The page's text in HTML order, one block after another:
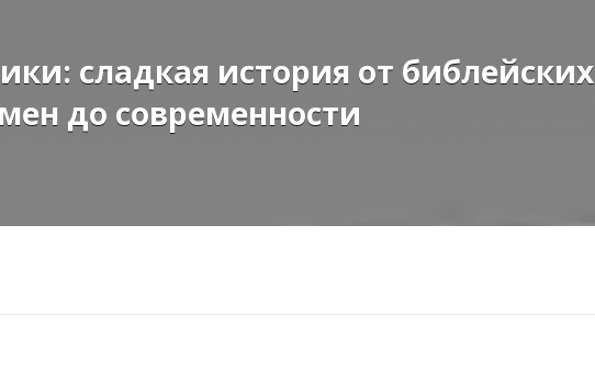
сладкая история от библейских
до современности